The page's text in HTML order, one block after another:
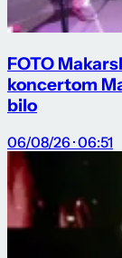
FOTO
koncertom
bilo
06/08/26 · 06:51